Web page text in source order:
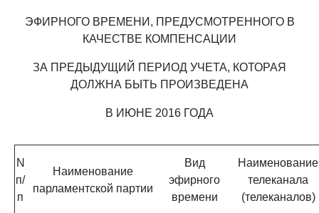
ЭФИРНОГО ВРЕМЕНИ, ПРЕДУСМОТРЕННОГО В
КАЧЕСТВЕ КОМПЕНСАЦИИ
ЗА ПРЕДЫДУЩИЙ ПЕРИОД УЧЕТА, КОТОРАЯ
ДОЛЖНА БЫТЬ ПРОИЗВЕДЕНА
В ИЮНЕ 2016 ГОДА
N
п/
п
Наименование
парламентской партии
Вид
эфирного
времени
Наименование
телеканала
(телеканалов)